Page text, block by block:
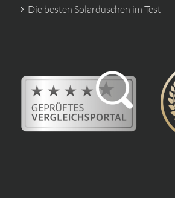
Die besten Solarduschen im Test